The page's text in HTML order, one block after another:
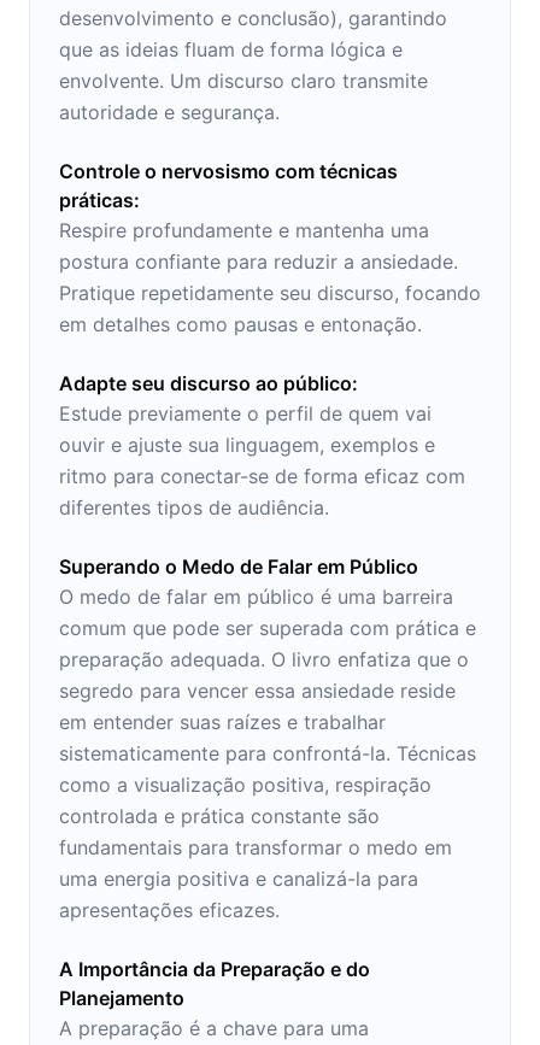
desenvolvimento e conclusão), garantindo
que as ideias fluam de forma lógica e
envolvente. Um discurso claro transmite
autoridade e segurança.
Controle o nervosismo com técnicas
práticas:
Respire profundamente e mantenha uma
postura confiante para reduzir a ansiedade.
Pratique repetidamente seu discurso, focando
em detalhes como pausas e entonação.
Adapte seu discurso ao público:
Estude previamente o perfil de quem vai
ouvir e ajuste sua linguagem, exemplos e
ritmo para conectar-se de forma eficaz com
diferentes tipos de audiência.
Superando o Medo de Falar em Público
O medo de falar em público é uma barreira
comum que pode ser superada com prática e
preparação adequada. O livro enfatiza que o
segredo para vencer essa ansiedade reside
em entender suas raízes e trabalhar
sistematicamente para confrontá-la. Técnicas
como a visualização positiva, respiração
controlada e prática constante são
fundamentais para transformar o medo em
uma energia positiva e canalizá-la para
apresentações eficazes.
A Importância da Preparação e do
Planejamento
A preparação é a chave para uma